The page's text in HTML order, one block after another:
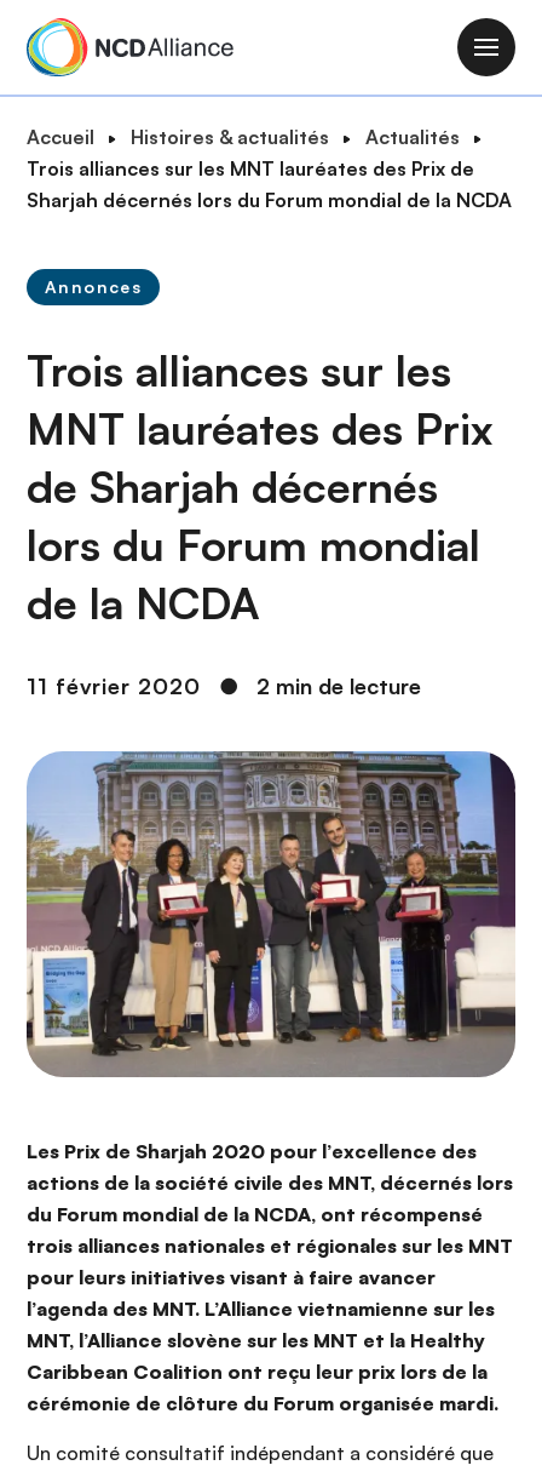
M
a
n
t
o
F
i
l
A
i
n
e
Accueil Histoires & actualités
Actualités
Trois alliances sur les MNT lauréates des Prix de
Sharjah décernés lors du Forum mondial de la NCDA
Annonces
Trois alliances sur les
MNT lauréates des Prix
de Sharjah décernés
lors du Forum mondial
de la NCDA
11 février 2020 ● 2 min de lecture
Les Prix de Sharjah 2020 pour l’excellence des
actions de la société civile des MNT, décernés lors
du Forum mondial de la NCDA, ont récompensé
trois alliances nationales et régionales sur les MNT
pour leurs initiatives visant à faire avancer
l’agenda des MNT. L’Alliance vietnamienne sur les
MNT, l’Alliance slovène sur les MNT et la Healthy
Caribbean Coalition ont reçu leur prix lors de la
cérémonie de clôture du Forum organisée mardi.
Un comité consultatif indépendant a considéré que